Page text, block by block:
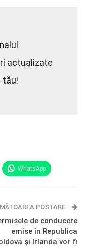
actualizate
tău!
WhatsApp
POSTARE
de conducere
emise în Republica
și Irlanda vor fi